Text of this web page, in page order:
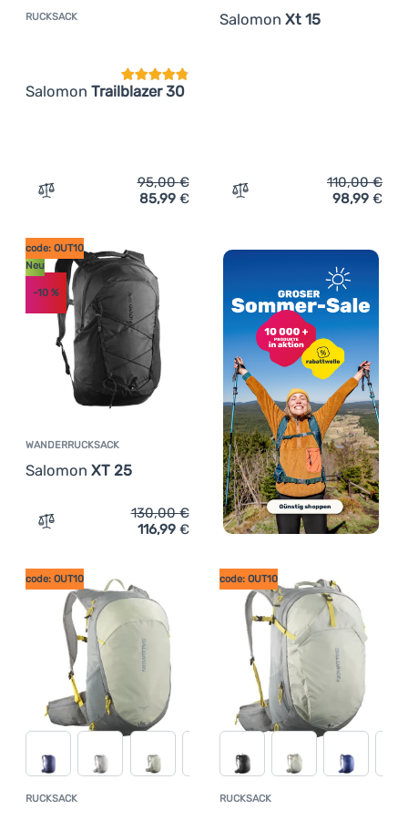
RUCKSACK
Salomon Trailblazer 30
Kundenbewertung
Zum Vergleich 'Rucksack Salomon Trailblazer 30'
95,00€
85,99 €
Salomon Xt 15
Zum Vergleich 'Rucksack
110,00€
98,99 €
WANDERRUCKSACK
Salomon XT 25
code: OUT10
Neu
-10 %
Zum Vergleich 'Wanderrucksack Salomon XT 25'
130,00€
116,99 €
RUCKSACK Kundenbewertung
code: OUT10
RUCKSACK
code: OUT10